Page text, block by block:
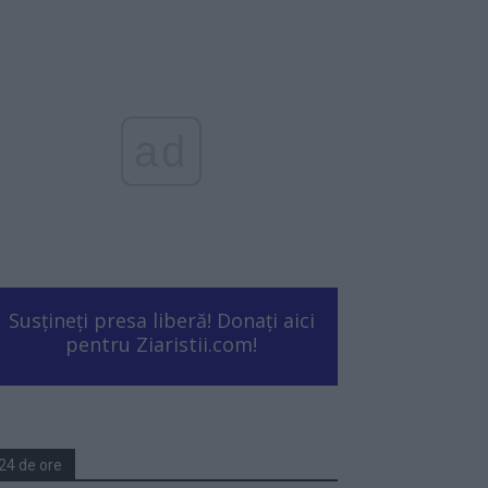
Susțineți presa liberă! Donați aici
pentru Ziaristii.com!
de ore